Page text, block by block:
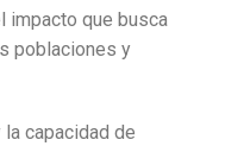
impacto que busca
poblaciones y
capacidad de